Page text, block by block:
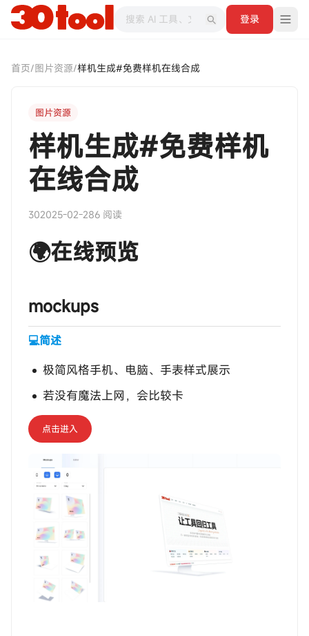
登录
首页/图片资源/样机生成#免费样机在线合成
图片资源
样机生成#免费样机
在线合成
302025-02-286 阅读
🌍在线预览
‎‎‎‎‎‎‎ㅤmockups
💻简述
极简风格手机、电脑、手表样式展示
若没有魔法上网，会比较卡
点击进入